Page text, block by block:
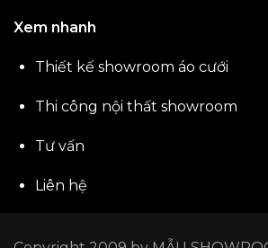
Xem nhanh
Thiết kế showroom áo cưới
Thi công nội thất showroom
Tư vấn
Liên hệ